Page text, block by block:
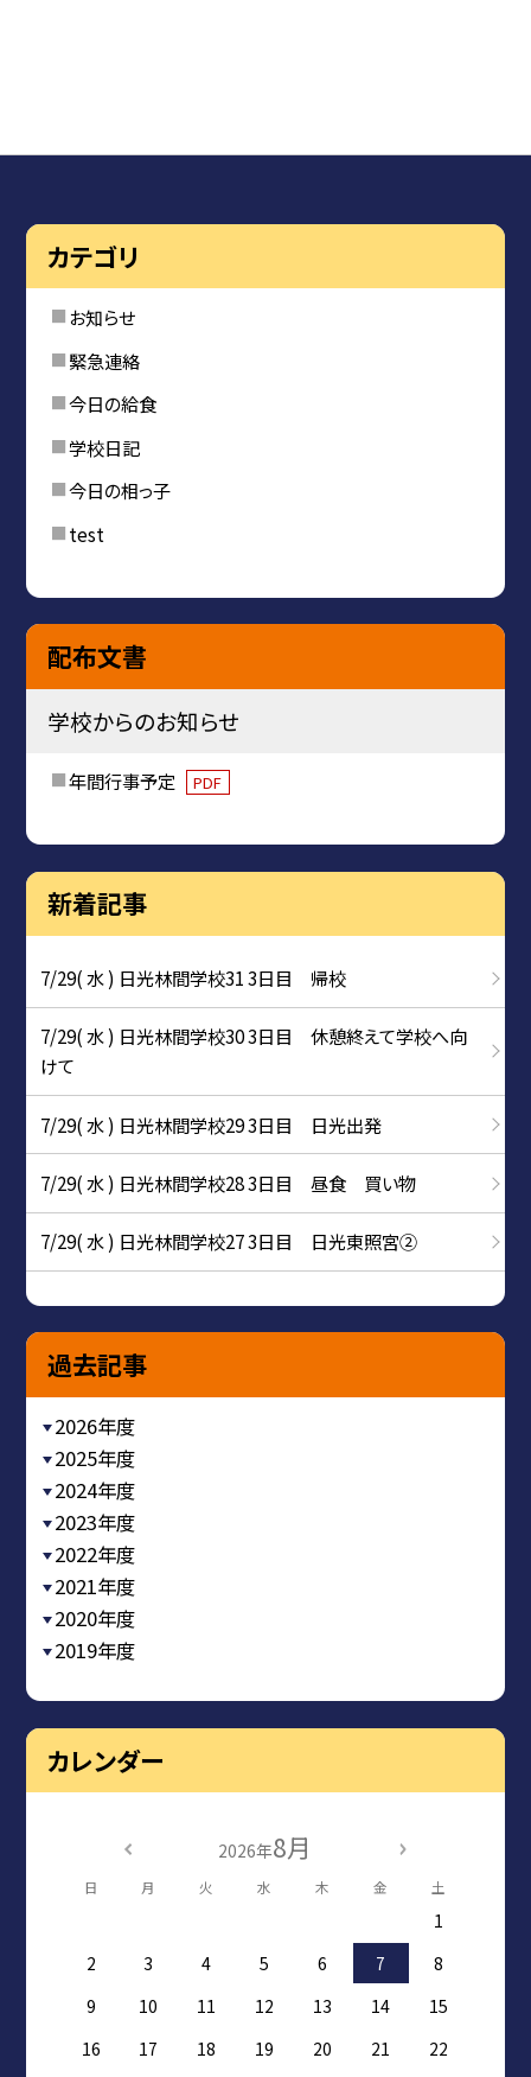
カテゴリ
お知らせ
緊急連絡
今日の給食
学校日記
今日の相っ子
test
配布文書
学校からのお知らせ
年間行事予定 PDF
新着記事
7/29( 水 ) 日光林間学校31 3日目 帰校
7/29( 水 ) 日光林間学校30 3日目 休憩終えて学校へ向
けて
7/29( 水 ) 日光林間学校29 3日目 日光出発
7/29( 水 ) 日光林間学校28 3日目 昼食 買い物
7/29( 水 ) 日光林間学校27 3日目 日光東照宮②
過去記事
2026年度
2025年度
2024年度
2023年度
2022年度
2021年度
2020年度
2019年度
カレンダー
2026年8月
日 月 火 水 木 金 土
1
2
3 4 5 6 7
8
9
10 11 12 13 14
15
16
17 18 19 20 21
22